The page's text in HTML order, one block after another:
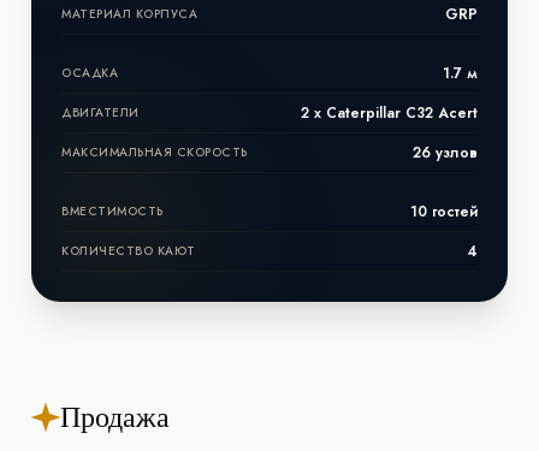
МАТЕРИАЛ КОРПУСА GRP
ОСАДКА 1.7 м
ДВИГАТЕЛИ 2 x Caterpillar C32 Acert
МАКСИМАЛЬНАЯ СКОРОСТЬ 26 узлов
ВМЕСТИМОСТЬ 10 гостей
КОЛИЧЕСТВО КАЮТ 4
Продажа